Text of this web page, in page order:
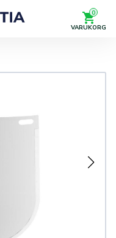
0
VARUKORG